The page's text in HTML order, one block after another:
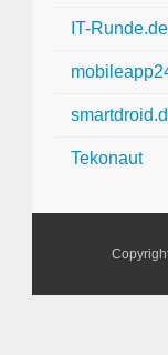
IT-Runde.de
Tekonaut